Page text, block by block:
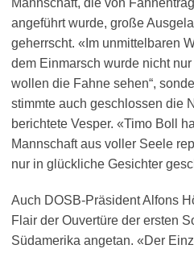
Mannschaft, die von
angeführt wurde, große
geherrscht. «Im unmittelbaren
dem Einmarsch wurde nicht nur
wollen die Fahne sehen“,
stimmte auch geschlossen die
berichtete Vesper. «Timo Boll
Mannschaft aus voller Seele
nur in glückliche Gesichter
Auch DOSB-Präsident Alfons
Flair der Ouvertüre der ersten
Südamerika angetan. «Der